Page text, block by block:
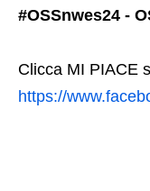
#OSSnwes24 -
Clicca MI PIACE
https://